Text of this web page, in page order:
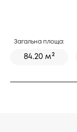
Загальна площа:
84.20 м 2